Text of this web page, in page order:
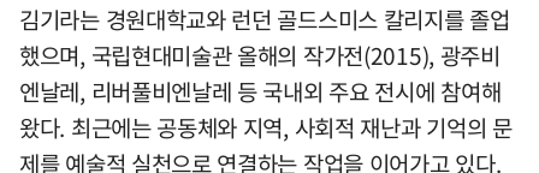
김기라는 경원대학교와 런던 골드스미스 칼리지를 졸업
했으며, 국립현대미술관 올해의 작가전(2015), 광주비
엔날레, 리버풀비엔날레 등 국내외 주요 전시에 참여해
왔다. 최근에는 공동체와 지역, 사회적 재난과 기억의 문
제를 예술적 실천으로 연결하는 작업을 이어가고 있다.